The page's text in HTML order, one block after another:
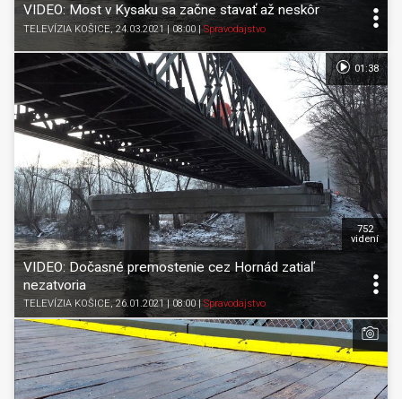
VIDEO: Most v Kysaku sa začne stavať až neskôr
TELEVÍZIA KOŠICE, 24.03.2021 | 08:00|Spravodajstvo
VIDEO: Dočasné premostenie cez Hornád zatiaľ
nezatvoria
TELEVÍZIA KOŠICE, 26.01.2021 | 08:00 |Spravodajstvo
752
videní
01:38